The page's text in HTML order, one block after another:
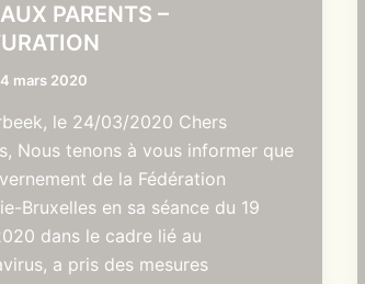
PARENTS –
mars 2020
le 24/03/2020 Chers
Nous tenons à vous informer que
de la Fédération
Bruxelles en sa séance du 19
dans le cadre lié au
a pris des mesures